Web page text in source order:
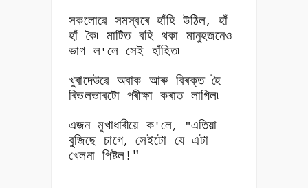
সকলোৱে সমস্বৰে হাঁহি উঠিল, হাঁ
হাঁ কৈ৷ মাটিত বহি থকা মানুহজনেও
ভাগ ল' লে সেই হাঁহিত৷
খুৰাদেউৱে অবাক আৰু বিৰক্ত হৈ
ৰিভলভাৰটো পৰীক্ষা কৰাত লাগিল৷
এজন মুখাধাৰীয়ে ক' লে, "এতিয়া
বুজিছে চাগে,সেইটো যে এটা
খেলনা পিষ্টল!"